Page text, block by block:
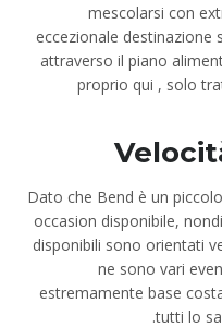
mescolarsi con
eccezionale destinazione
attraverso il piano
proprio qui , solo
Dato che Bend è un
occasion disponibile,
disponibili sono orientati
ne sono vari
estremamente base
tutti lo